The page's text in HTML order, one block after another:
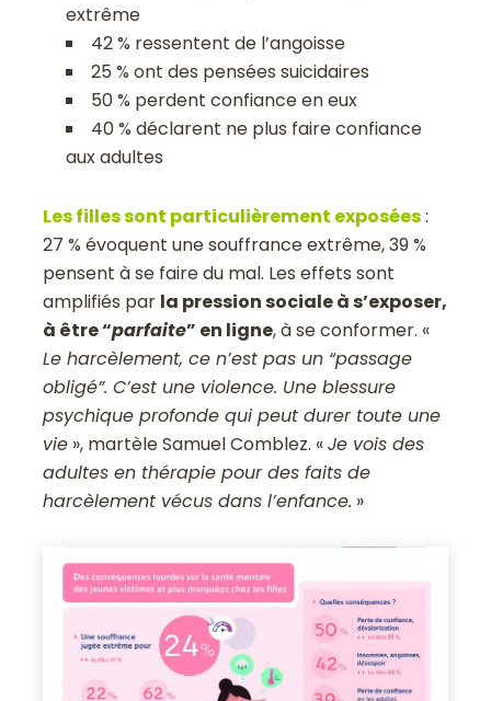
extrême
42 % ressentent de l’angoisse
25 % ont des pensées suicidaires
50 % perdent confiance en eux
40 % déclarent ne plus faire confiance
aux adultes
Les filles sont particulièrement exposées:
27 % évoquent une souffrance extrême, 39 %
pensent à se faire du mal. Les effets sont
amplifiés par la pression sociale à s’exposer,
à être “parfaite” en ligne, à se conformer. «
Le harcèlement, ce n’est pas un “passage
obligé”. C’est une violence. Une blessure
psychique profonde qui peut durer toute une
vie », martèle Samuel Comblez. «Je vois des
adultes en thérapie pour des faits de
harcèlement vécus dans l’enfance. »